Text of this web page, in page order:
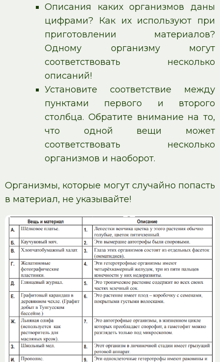
Описания каких организмов даны
цифрами? Как их используют при
приготовлении материалов?
Одному организму могут
соответствовать несколько
описаний!
Установите соответствие между
пунктами первого и второго
столбца. Обратите внимание на то,
что одной вещи может
соответствовать несколько
организмов и наоборот.
Организмы, которые могут случайно попасть
в материал, не указывайте!